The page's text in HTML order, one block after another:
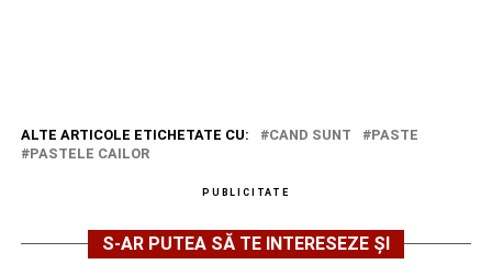
ALTE ARTICOLE ETICHETATE CU: CAND SUNT
PASTE
PASTELE CAILOR
PUBLICITATE
S-AR PUTEA SĂ TE INTERESEZE ȘI